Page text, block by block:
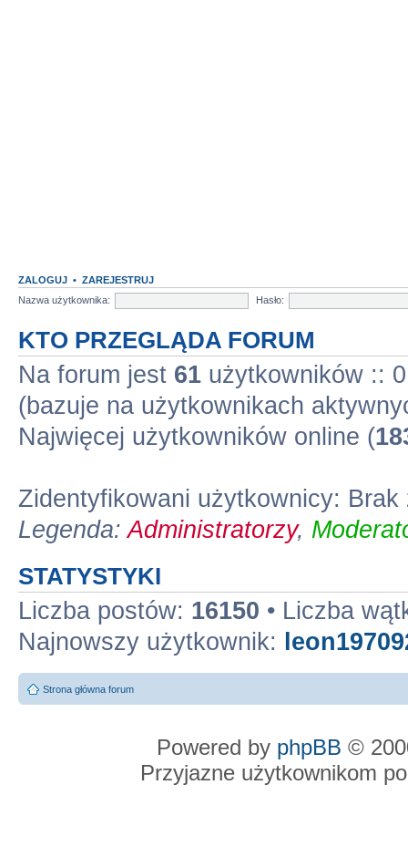
ZALOGUJ • ZAREJESTRUJ
Nazwa użytkownika:
Hasło:
KTO PRZEGLĄDA FORUM
Na forum jest 61 użytkowników ::
(bazuje na użytkownikach
Najwięcej użytkowników online (
Zidentyfikowani użytkownicy:
Legenda:Administratorzy,
STATYSTYKI
Liczba postów: 16150 • Liczba
Najnowszy użytkownik:
Strona główna forum
Powered by phpBB ©
Przyjazne użytkownikom